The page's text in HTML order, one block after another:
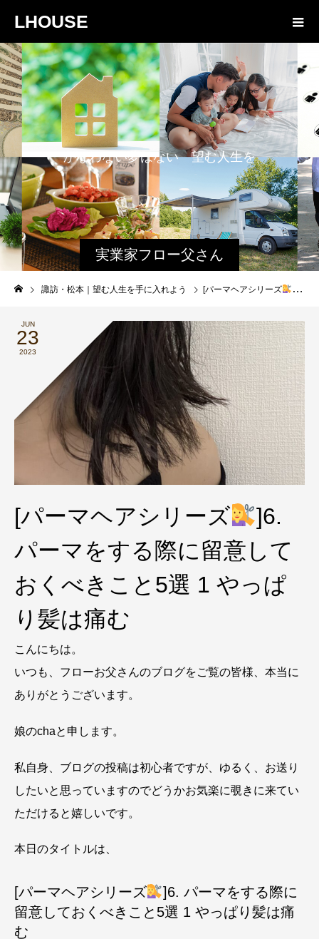
LHOUSE
実業家フロー父さん
と娘のファミログ
かなわない夢はない 望む人生を手に入れよう
諏訪・松本｜望む人生を手に入れよう [パーマヘアシリーズ ]6. パ
JUN
23
2023
[パーマヘアシリーズ
]6.
パーマをする際に留意して
おくべきこと5選 1 やっぱ
り髪は痛む
こんにちは。
いつも、フローお父さんのブログをご覧の皆様、本当に
ありがとうございます。
娘のchaと申します。
私自身、ブログの投稿は初心者ですが、ゆるく、お送り
したいと思っていますのでどうかお気楽に覗きに来てい
ただけると嬉しいです。
本日のタイトルは、
[パーマヘアシリーズ
]6. パーマをする際に
留意しておくべきこと5選 1 やっぱり髪は痛
む